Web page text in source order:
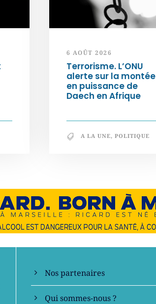
6 AOÛT 2026
Terrorisme. L’ONU
alerte sur la montée
en puissance de
Daech en Afrique
A LA UNE, POLITIQUE
En savoir +
Nos partenaires
Qui sommes-nous ?